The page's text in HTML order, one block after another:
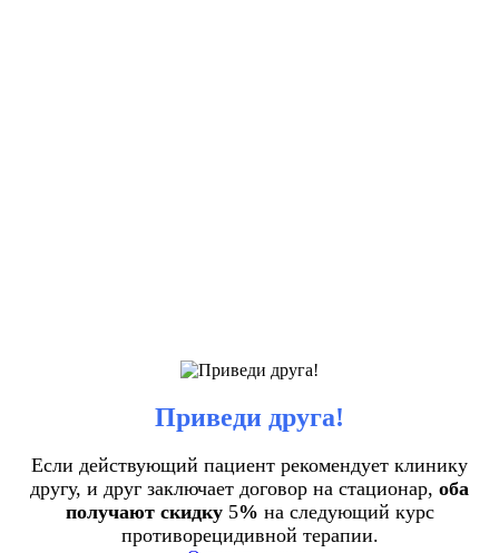
Приведи друга!
Если действующий пациент рекомендует клинику
другу, и друг заключает договор на стационар, оба
получают скидку 5% на следующий курс
противорецидивной терапии.